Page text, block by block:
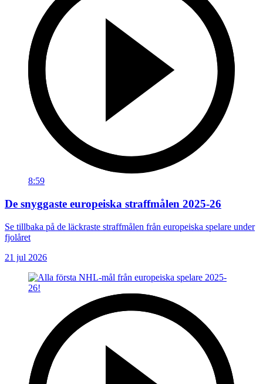
8:59
De snyggaste europeiska straffmålen 2025-26
Se tillbaka på de läckraste straffmålen från europeiska spelare under
fjolåret
21 jul 2026